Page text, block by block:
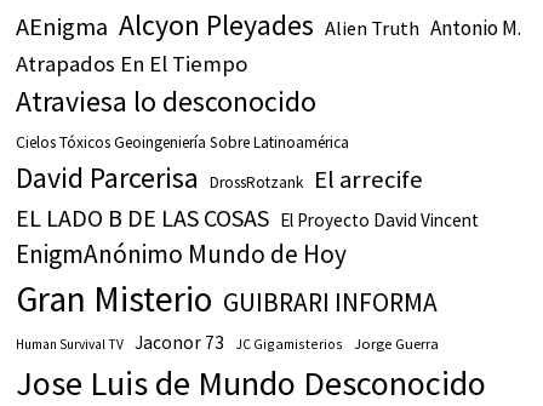
AEnigma Alcyon Pleyades Alien Truth Antonio M.
Atrapados En El Tiempo
Atraviesa lo desconocido
Cielos Tóxicos Geoingeniería Sobre Latinoamérica
David Parcerisa DrossRotzank El arrecife
EL LADO B DE LAS COSAS El Proyecto David Vincent
EnigmAnónimo Mundo de Hoy
Gran Misterio GUIBRARI INFORMA
Human Survival TV Jaconor 73 JC Gigamisterios Jorge Guerra
Jose Luis de Mundo Desconocido